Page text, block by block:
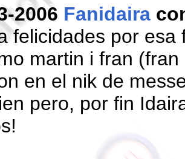
2006 Fanidaira
felicidades por esa
martin i fran
en el nik de
pero, por fin